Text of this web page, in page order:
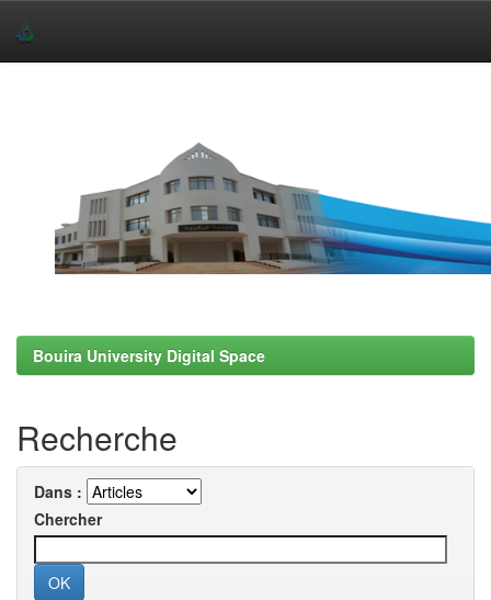
Bouira University Digital Space
Recherche
Dans :
Chercher